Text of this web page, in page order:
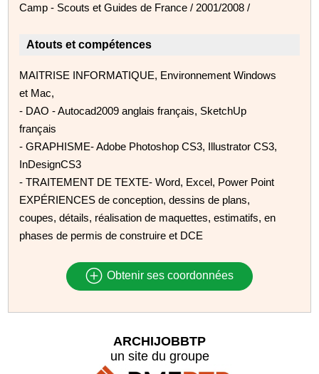
Camp - Scouts et Guides de France / 2001/2008 /
Atouts et compétences
MAITRISE INFORMATIQUE, Environnement Windows
et Mac,
- DAO - Autocad2009 anglais français, SketchUp
français
- GRAPHISME- Adobe Photoshop CS3, Illustrator CS3,
InDesignCS3
- TRAITEMENT DE TEXTE- Word, Excel, Power Point
EXPÉRIENCES de conception, dessins de plans,
coupes, détails, réalisation de maquettes, estimatifs, en
phases de permis de construire et DCE
Obtenir ses coordonnées
ARCHIJOBBTP
un site du groupe